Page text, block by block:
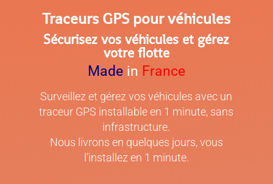
Traceurs GPS pour véhicules
Sécurisez vos véhicules et gérez
votre flotte
Madein France
Surveillez et gérez vos véhicules avec un
traceur GPS installable en 1 minute, sans
infrastructure.
Nous livrons en quelques jours, vous
l’installez en 1 minute.